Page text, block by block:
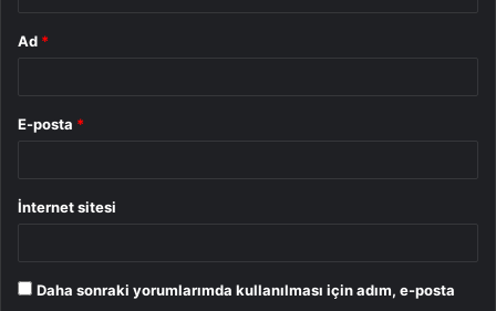
Ad *
E-posta *
İnternet sitesi
Daha sonraki yorumlarımda kullanılması için adım, e-posta